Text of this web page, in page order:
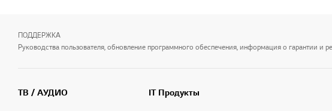
ПОДДЕРЖКА
Руководства пользователя, обновление программного обеспечения, информация о гарантии и
ТВ / АУДИО IT Продукты